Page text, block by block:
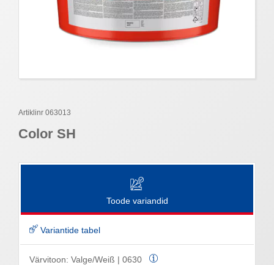
Artiklinr 063013
Color SH
Toode variandid
Variantide tabel
Värvitoon: Valge/Weiß | 0630